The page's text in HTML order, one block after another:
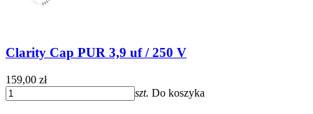
Clarity Cap PUR 3,9 uf / 250 V
159,00 zł
szt. Do koszyka